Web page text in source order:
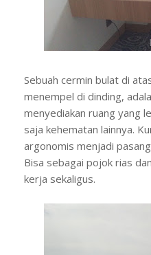
Sebuah cermin bulat di
menempel di dinding,
menyediakan ruang yang
saja kehematan lainnya.
argonomis menjadi
Bisa sebagai pojok rias
kerja sekaligus.